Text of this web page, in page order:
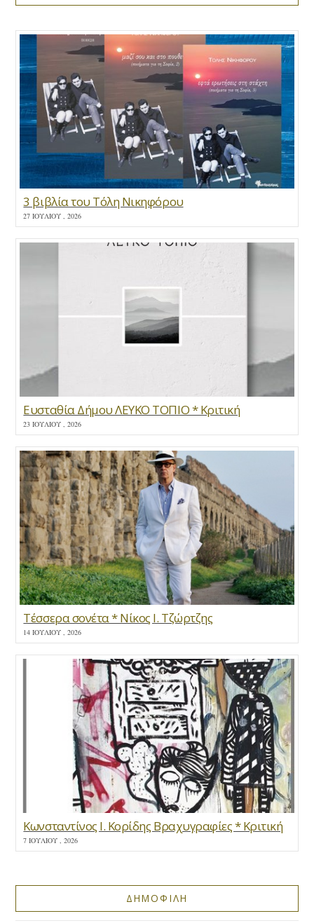
3 βιβλία του Τόλη Νικηφόρου
27 ΙΟΥΛΊΟΥ , 2026
Ευσταθία Δήμου ΛΕΥΚΟ ΤΟΠΙΟ * Κριτική
23 ΙΟΥΛΊΟΥ , 2026
Τέσσερα σονέτα * Νίκος Ι. Τζώρτζης
14 ΙΟΥΛΊΟΥ , 2026
Κωνσταντίνος Ι. Κορίδης Βραχυγραφίες * Κριτική
7 ΙΟΥΛΊΟΥ , 2026
ΔΗΜΟΦΙΛΗ